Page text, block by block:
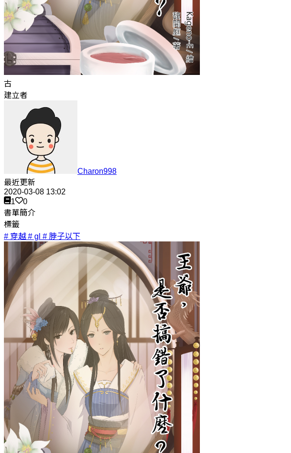
古
建立者
Charon998
最近更新
2020-03-08 13:02
1
0
書單簡介
標籤
# 穿越# gl # 脖子以下